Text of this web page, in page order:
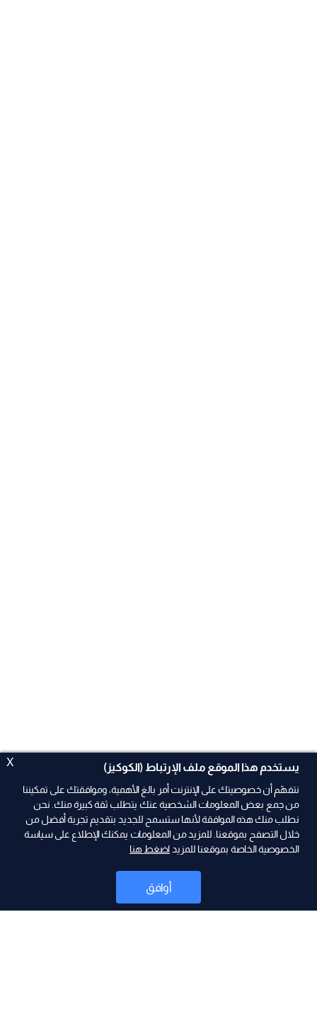
X يستخدم هذا الموقع ملف الإرتباط (الكوكيز)
نتفهّم أن خصوصيتك على الإنترنت أمر بالغ الأهمية، وموافقتك على تمكيننا
من جمع بعض المعلومات الشخصية عنك يتطلب ثقة كبيرة منك. نحن
نطلب منك هذه الموافقة لأنها ستسمح للجديد بتقديم تجربة أفضل من
خلال التصفح بموقعنا. للمزيد من المعلومات يمكنك الإطلاع على سياسة
الخصوصية الخاصة بموقعنا للمزيد اضغط هنا
أوافق
ad